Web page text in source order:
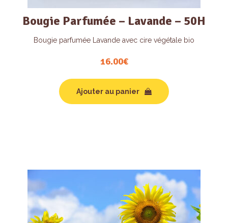
Bougie Parfumée – Lavande – 50H
Bougie parfumée Lavande avec cire végétale bio
16.00€
Ajouter au panier